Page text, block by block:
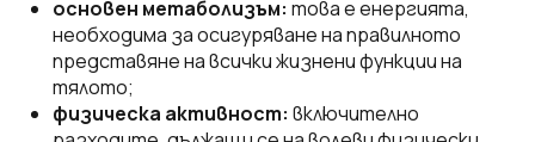
основен метаболизъм: това е енергията,
необходима за осигуряване на правилното
представяне на всички жизнени функции на
тялото;
физическа активност: включително